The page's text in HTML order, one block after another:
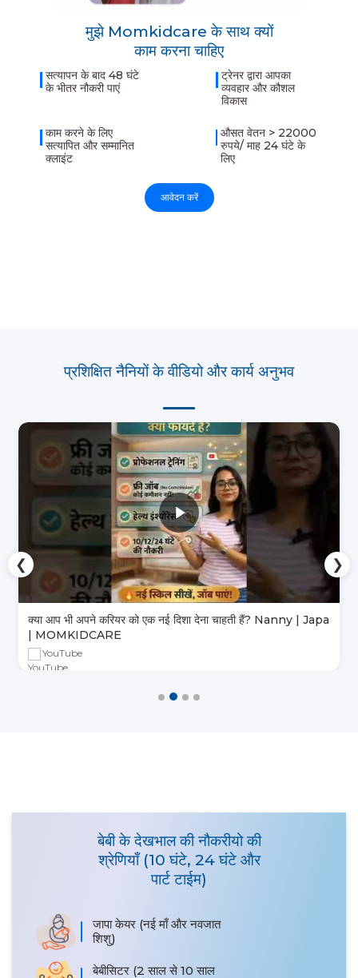
मुझे Momkidcare के साथ क्यों
काम करना चाहिए
सत्यापन के बाद 48 घंटे
के भीतर नौकरी पाएं
ट्रेनर द्वारा आपका
व्यवहार और कौशल
विकास
काम करने के लिए
सत्यापित और सम्मानित
क्लाइंट
औसत वेतन > 22000
रुपये/ माह 24 घंटे के
लिए
आवेदन करें
प्रशिक्षित नैनियों के वीडियो और कार्य अनुभव
क्या आप भी अपने करियर को एक नई दिशा देना चाहती हैं? Nanny | Japa
| MOMKIDCARE
YouTube
❮ ❯
बेबी के देखभाल की नौकरीयो की
श्रेणियाँ (10 घंटे, 24 घंटे और
पार्ट टाईम)
जापा केयर (नई माँ और नवजात
शिशु)
बेबीसिटर (2 साल से 10 साल